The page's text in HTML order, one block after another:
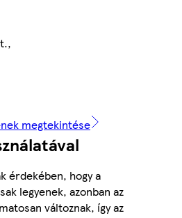
megtekintése
érdekében, hogy a
legyenek, azonban az
változnak, így az